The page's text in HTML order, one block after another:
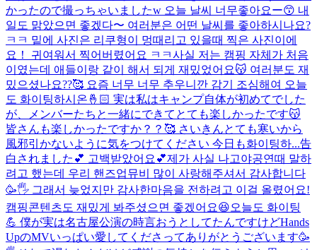
かったので撮っちゃいましたw 오늘 날씨 너무좋아요ー😙 내
일도 맑았으면 좋겠다〜 여러분은 어떤 날씨를 좋아하시나요?
ㅋㅋ 밑에 사진은 리쿠형이 멍때리고 있을때 찍은 사진이에
요！ 귀여워서 찍어버렸어요 ㅋㅋ사실 저는 캠핑 자체가 처음
이였는데 애들이랑 같이 해서 되게 재밌었어요😽 여러분도 재
밌으셨나요??🥰 요즘 너무 너무 추우니깐 감기 조심해여 오늘
도 화이팅하시온🤞🏻 実は私はキャンプ自体が初めてでした
が、メンバーたちと一緒にできてとても楽しかったです😽
皆さんも楽しかったですか？？🥰 さいきんとても寒いから
風邪引かないように気をつけてください 今日も화이팅하...告
白されました💕 고백받았어요💕제가 사실 나고야공연때 말하
려고 했는데 우리 핸즈업뮤비 많이 사랑해주셔서 감사합니다
🥳🖐️ 그래서 늦었지만 감사한마음을 전하려고 이걸 올렸어요!
캠핑콘텐츠도 재밌게 봐주셨으면 좋겠어요😆오늘도 화이팅
💪 僕が実は名古屋公演の時言おうとしてたんですけどHands
UpのMVいっぱい愛してくださってありがとうございます🥳